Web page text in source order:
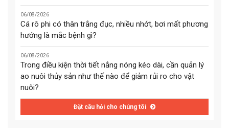
06/08/2026
Cá rô phi có thân trắng đục, nhiều nhớt, bơi mất phương
hướng là mắc bệnh gì?
06/08/2026
Trong điều kiện thời tiết nắng nóng kéo dài, cần quản lý
ao nuôi thủy sản như thế nào để giảm rủi ro cho vật
nuôi?
Đặt câu hỏi cho chúng tôi